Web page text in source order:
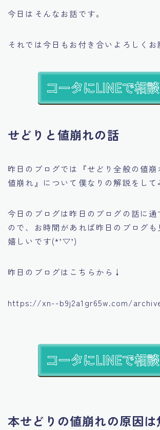
今日はそんなお話です。
それでは今日もお付き合いよろしくお
せどりと値崩れの話
昨日のブログでは
『せどり全般の値
値崩れ』 について僕なりの解説をして
今日のブログは昨日のブログの話に通
ので、お時間があれば昨日のブログも
嬉しいです(*’▽’)
昨日のブログはこちらから↓
https://xn--b9j2a1gr65w.com/
本せどりの値崩れの原因は